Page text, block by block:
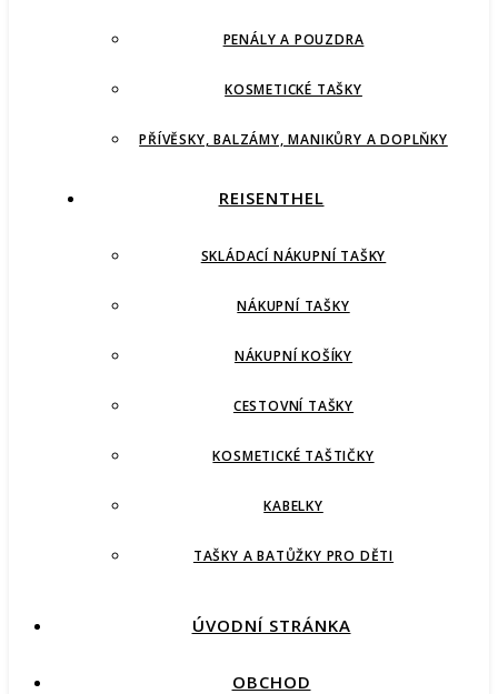
PENÁLY A POUZDRA
KOSMETICKÉ TAŠKY
PŘÍVĚSKY, BALZÁMY, MANIKŮRY A DOPLŇKY
REISENTHEL
SKLÁDACÍ NÁKUPNÍ TAŠKY
NÁKUPNÍ TAŠKY
NÁKUPNÍ KOŠÍKY
CESTOVNÍ TAŠKY
KOSMETICKÉ TAŠTIČKY
KABELKY
TAŠKY A BATŮŽKY PRO DĚTI
ÚVODNÍ STRÁNKA
OBCHOD